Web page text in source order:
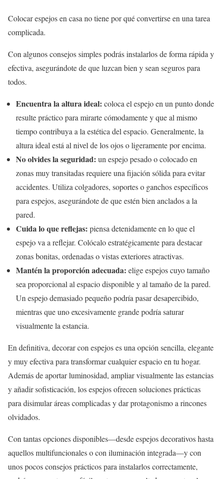
Colocar espejos en casa no tiene por qué convertirse en una tarea
complicada.
Con algunos consejos simples podrás instalarlos de forma rápida y
efectiva, asegurándote de que luzcan bien y sean seguros para
todos.
Encuentra la altura ideal: coloca el espejo en un punto donde
resulte práctico para mirarte cómodamente y que al mismo
tiempo contribuya a la estética del espacio. Generalmente, la
altura ideal está al nivel de los ojos o ligeramente por encima.
No olvides la seguridad: un espejo pesado o colocado en
zonas muy transitadas requiere una fijación sólida para evitar
accidentes. Utiliza colgadores, soportes o ganchos específicos
para espejos, asegurándote de que estén bien anclados a la
pared.
Cuida lo que reflejas: piensa detenidamente en lo que el
espejo va a reflejar. Colócalo estratégicamente para destacar
zonas bonitas, ordenadas o vistas exteriores atractivas.
Mantén la proporción adecuada: elige espejos cuyo tamaño
sea proporcional al espacio disponible y al tamaño de la pared.
Un espejo demasiado pequeño podría pasar desapercibido,
mientras que uno excesivamente grande podría saturar
visualmente la estancia.
En definitiva, decorar con espejos es una opción sencilla, elegante
y muy efectiva para transformar cualquier espacio en tu hogar.
Además de aportar luminosidad, ampliar visualmente las estancias
y añadir sofisticación, los espejos ofrecen soluciones prácticas
para disimular áreas complicadas y dar protagonismo a rincones
olvidados.
Con tantas opciones disponibles—desde espejos decorativos hasta
aquellos multifuncionales o con iluminación integrada—y con
unos pocos consejos prácticos para instalarlos correctamente,